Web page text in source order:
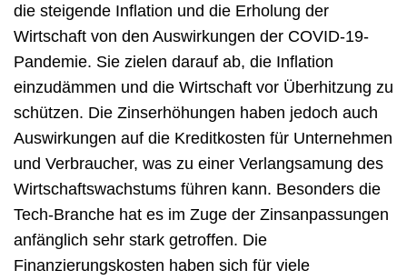
die steigende Inflation und die Erholung der
Wirtschaft von den Auswirkungen der COVID-19-
Pandemie. Sie zielen darauf ab, die Inflation
einzudämmen und die Wirtschaft vor Überhitzung zu
schützen. Die Zinserhöhungen haben jedoch auch
Auswirkungen auf die Kreditkosten für Unternehmen
und Verbraucher, was zu einer Verlangsamung des
Wirtschaftswachstums führen kann. Besonders die
Tech-Branche hat es im Zuge der Zinsanpassungen
anfänglich sehr stark getroffen. Die
Finanzierungskosten haben sich für viele